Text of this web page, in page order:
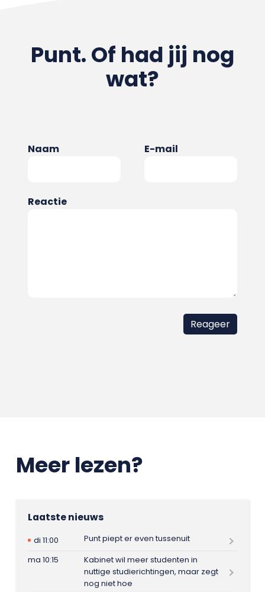
Punt. Of had jij nog
wat?
Naam E-mail
Reactie
Meer lezen?
Laatste nieuws
di 11:00
Punt piept er even tussenuit
ma 10:15
Kabinet wil meer studenten in
nuttige studierichtingen, maar zegt
nog niet hoe